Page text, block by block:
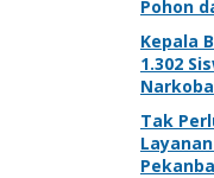
Pohon
Kepala
1.302
Narkoba
Tak